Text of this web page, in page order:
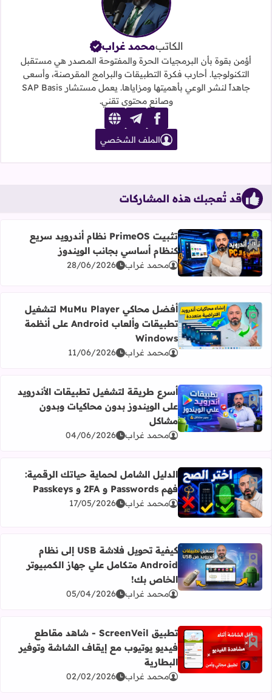
الكاتبمحمد غراب
أؤمن بقوة بأن البرمجيات الحرة والمفتوحة المصدر هي مستقبل
التكنولوجيا. أحارب فكرة التطبيقات والبرامج المقرصنة، وأسعى
جاهداً لنشر الوعي بأهميتها ومزاياها. يعمل مستشار SAP Basis
وصانع محتوى تقني.
facebook
telegram
website
الملف الشخصي
قد تُعجبك هذه المشاركات
أضف إلى العلامات المرجعية
اقرأ المزيد عن تثبيت PrimeOS نظام أندرويد سريع كنظام أساسي بجانب الويندوز
تثبيت PrimeOS نظام أندرويد سريع
كنظام أساسي بجانب الويندوز
محمد غراب 28/06/2026
أضف إلى العلامات المرجعية
اقرأ المزيد عن أفضل محاكي MuMu Player لتشغيل تطبيقات وألعاب Android على أنظمة Windows
أفضل محاكي MuMu Player لتشغيل
تطبيقات وألعاب Android على أنظمة
Windows
محمد غراب 11/06/2026
أضف إلى العلامات المرجعية
اقرأ المزيد عن أسرع طريقة لتشغيل تطبيقات الأندرويد
أسرع طريقة لتشغيل تطبيقات الأندرويد
على الويندوز بدون محاكيات وبدون
مشاكل
محمد غراب 04/06/2026
أضف إلى العلامات المرجعية
اقرأ المزيد عن الدليل الشامل لحماية حياتك الرقمية: فهم Passwords و 2FA و Passkeys
الدليل الشامل لحماية حياتك الرقمية:
فهم Passwords و 2FA و Passkeys
محمد غراب 17/05/2026
أضف إلى العلامات المرجعية
اقرأ المزيد عن كيفية تحويل فلاشة USB إلى نظام Android متكامل علي جهاز الكمبيوتر الخاص بك!
كيفية تحويل فلاشة USB إلى نظام
Android متكامل علي جهاز الكمبيوتر
الخاص بك!
محمد غراب 05/04/2026
أضف إلى العلامات المرجعية
اقرأ المزيد عن تطبيق ScreenVeil - شاهد مقاطع فيديو يوتيوب مع إيقاف الشاشة وتوفير البطارية
تطبيق ScreenVeil - شاهد مقاطع
فيديو يوتيوب مع إيقاف الشاشة وتوفير
البطارية
محمد غراب 02/02/2026